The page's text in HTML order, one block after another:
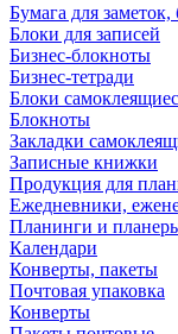
Бумага для
Блоки для записей
Бизнес-блокноты
Бизнес-тетради
Блоки
Блокноты
Закладки
Записные книжки
Продукция для
Ежедневники,
Планинги и
Календари
Конверты, пакеты
Почтовая упаковка
Конверты